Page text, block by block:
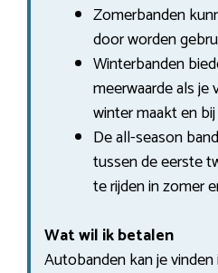
Zomerbanden
door worden
Winterbanden
meerwaarde als
winter maakt en
De all-season
tussen de eerste
te rijden in zomer
Wat wil ik betalen
Autobanden kan je